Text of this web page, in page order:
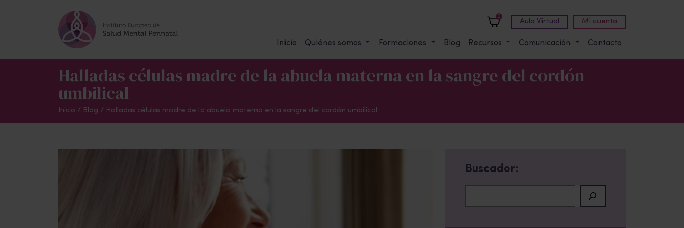
0
Aula Virtual Mi cuenta
Inicio Quiénes somos Formaciones Blog Recursos Comunicación Contacto
Halladas células madre de la abuela materna en la sangre del cordón
umbilical
Inicio / Blog / Halladas células madre de la abuela materna en la sangre del cordón umbilical
Buscador: